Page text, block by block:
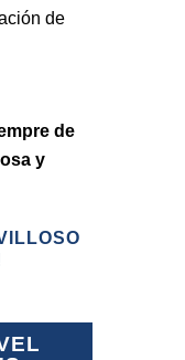
de
de
y